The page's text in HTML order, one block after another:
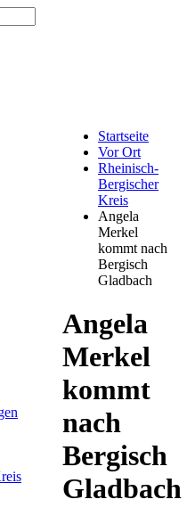
Startseite
Vor Ort
Rheinisch-
Bergischer
Kreis
Angela
Merkel
kommt nach
Bergisch
Gladbach
Angela
Merkel
kommt
nach
Bergisch
Gladbach